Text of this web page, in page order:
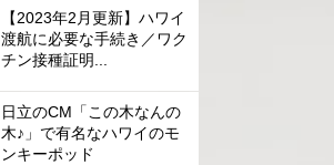
【2023年2月更新】ハワイ
渡航に必要な手続き／ワク
チン接種証明...
日立のCM「この木なんの
木♪」で有名なハワイのモ
ンキーポッド